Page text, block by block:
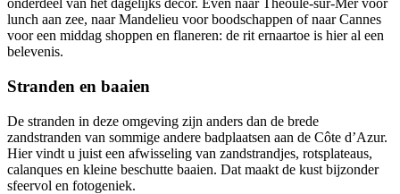
onderdeel van het dagelijks decor. Even naar Théoule-sur-Mer voor
lunch aan zee, naar Mandelieu voor boodschappen of naar Cannes
voor een middag shoppen en flaneren: de rit ernaartoe is hier al een
belevenis.
Stranden en baaien
De stranden in deze omgeving zijn anders dan de brede
zandstranden van sommige andere badplaatsen aan de Côte d’Azur.
Hier vindt u juist een afwisseling van zandstrandjes, rotsplateaus,
calanques en kleine beschutte baaien. Dat maakt de kust bijzonder
sfeervol en fotogeniek.